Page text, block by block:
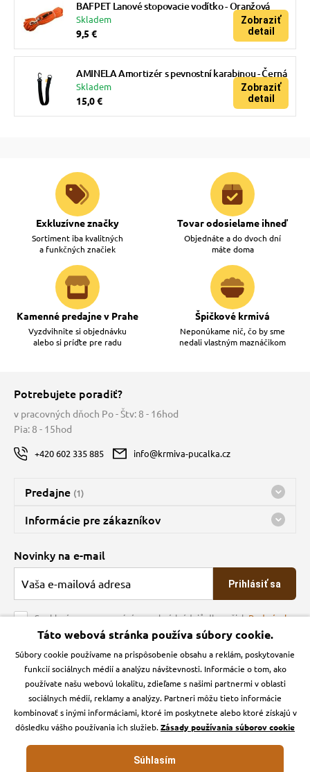
BAFPET Lanové stopovacie vodítko - Oranžová
Skladem
9,5 €
Zobraziť
detail
AMINELA Amortizér s pevnostní karabinou - Černá
Skladem
15,0 €
Zobraziť
detail
Exkluzívne značky
Sortiment iba kvalitných
a funkčných značiek
Tovar odosielame ihneď
Objednáte a do dvoch dní
máte doma
Kamenné predajne v Prahe
Vyzdvihnite si objednávku
alebo si príďte pre radu
Špičkové krmivá
Neponúkame nič, čo by sme
nedali vlastným maznáčikom
Potrebujete poradiť?
v pracovných dňoch Po - Štv: 8 - 16hod
Pia: 8 - 15hod
+420 602 335 885 info@krmiva-pucalka.cz
Predajne (1)
Predajňa a sklad Kbely
Bohužiaľ, momentálne máme zatvorené
Informácie pre zákazníkov
O spoločnosti
Veľkoobchod
Obchodné podmienky
Kontakt
Podmienky ochrany osobných údajov
Zásady používanie cookies a Google Analytics
Novinky na e-mail
Prihlásiť sa
Souhlasím se zpracováním osobních údajů dle našichPodmínek
ochrany osobních údajů
Krmiva Pučálka na sociálnych sieťach
Instagran Facebook
Táto webová stránka používa súbory cookie.
Súbory cookie používame na prispôsobenie obsahu a reklám, poskytovanie
funkcií sociálnych médií a analýzu návštevnosti. Informácie o tom, ako
používate našu webovú lokalitu, zdieľame s našimi partnermi v oblasti
sociálnych médií, reklamy a analýzy. Partneri môžu tieto informácie
kombinovať s inými informáciami, ktoré im poskytnete alebo ktoré získajú v
dôsledku vášho používania ich služieb.Zásady používania súborov cookie
Súhlasím